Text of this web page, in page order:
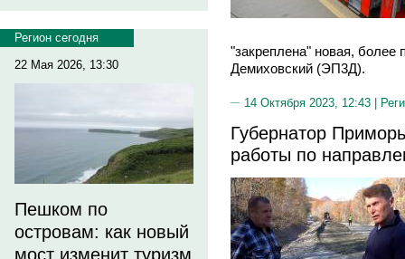
Регион сегодня
22 Мая 2026, 13:30
Пешком по
островам: как новый
мост изменит туризм
"закреплена" новая, более
Демиховский (ЭП3Д).
14 Октября 2023, 12:43 |
Губернатор
работы по